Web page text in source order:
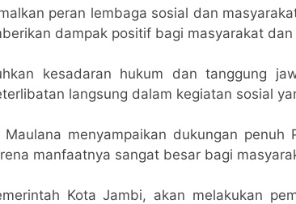
peran lembaga sosial dan
dampak positif bagi masyarakat
kesadaran hukum dan tanggung
langsung dalam kegiatan sosial
Maulana menyampaikan dukungan
manfaatnya sangat besar bagi
Kota Jambi, akan melakukan